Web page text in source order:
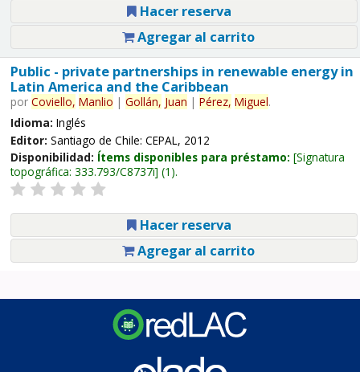
Hacer reserva
Agregar al carrito
Public - private partnerships in renewable energy in
Latin America and the Caribbean
por Coviello, Manlio | Gollán, Juan | Pérez, Miguel.
Idioma: Inglés
Editor: Santiago de Chile: CEPAL, 2012
Disponibilidad: Ítems disponibles para préstamo: Signatura
topográfica: 333.793/C8737i (1).
Hacer reserva
Agregar al carrito